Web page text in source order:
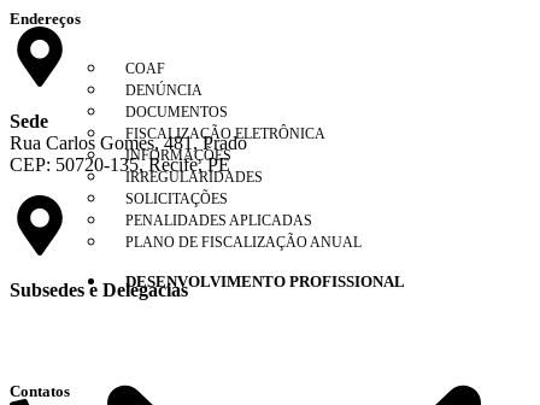
COAF
DENÚNCIA
DOCUMENTOS
FISCALIZAÇÃO ELETRÔNICA
INFORMAÇÕES
IRREGULARIDADES
SOLICITAÇÕES
PENALIDADES APLICADAS
PLANO DE FISCALIZAÇÃO ANUAL
DESENVOLVIMENTO PROFISSIONAL
Endereços
Sede
Rua Carlos Gomes, 481, Prado
CEP: 50720-135, Recife, PE
Subsedes e Delegacias
Contatos